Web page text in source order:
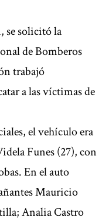
se solicitó la
de Bomberos
trabajó
a las víctimas de
el vehículo era
Funes (27), con
En el auto
Mauricio
Analia Castro